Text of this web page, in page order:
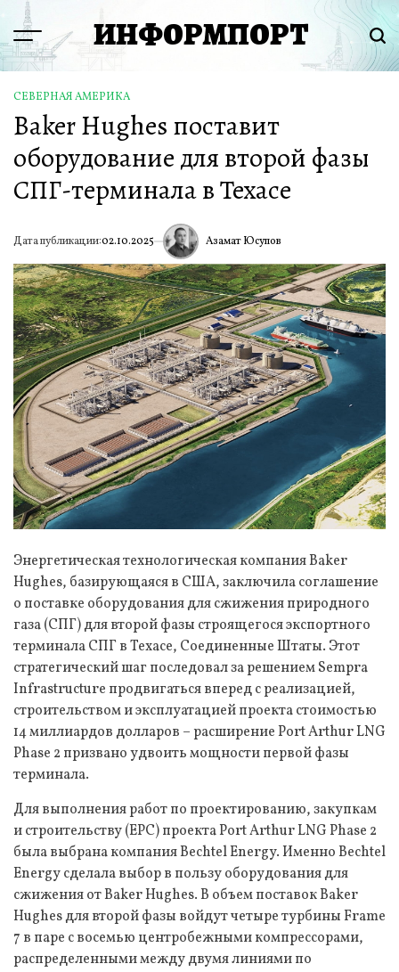
Перейти
содержимому
Menu ИНФОРМПОРТ
ОПУБЛИКОВАНО
В
СЕВЕРНАЯ АМЕРИКА
Baker Hughes поставит
оборудование для второй фазы
СПГ-терминала в Техасе
Дата публикации:02.10.2025 ИА Азамат Юсупов
Энергетическая технологическая компания Baker
Hughes, базирующаяся в США, заключила соглашение
о поставке оборудования для сжижения природного
газа (СПГ) для второй фазы строящегося экспортного
терминала СПГ в Техасе, Соединенные Штаты. Этот
стратегический шаг последовал за решением Sempra
Infrastructure продвигаться вперед с реализацией,
строительством и эксплуатацией проекта стоимостью
14 миллиардов долларов – расширение Port Arthur LNG
Phase 2 призвано удвоить мощности первой фазы
терминала.
Для выполнения работ по проектированию, закупкам
и строительству (EPC) проекта Port Arthur LNG Phase 2
была выбрана компания Bechtel Energy. Именно Bechtel
Energy сделала выбор в пользу оборудования для
сжижения от Baker Hughes. В объем поставок Baker
Hughes для второй фазы войдут четыре турбины Frame
7 в паре с восемью центробежными компрессорами,
распределенными между двумя линиями по